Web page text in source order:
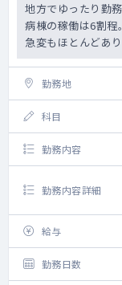
地方でゆったり勤
病棟の稼働は6割程
急変もほとんどあ
勤務地
科目
勤務内容
勤務内容詳細
給与
勤務日数